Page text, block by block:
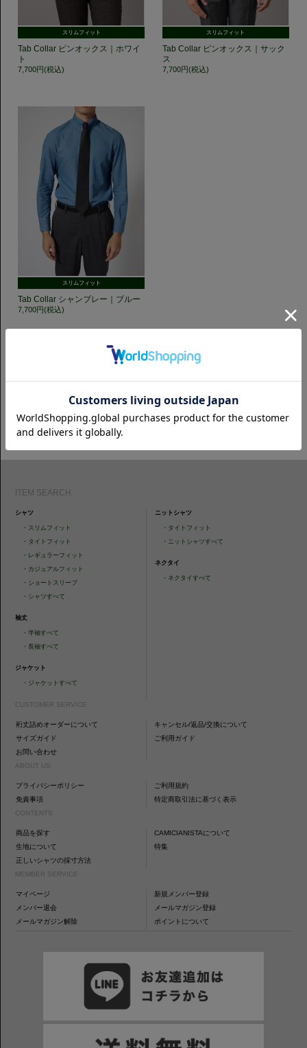
スリムフィット
Tab Collar ピンオックス｜ホワイ
ト
7,700円(税込)
スリムフィット
Tab Collar ピンオックス｜サック
ス
7,700円(税込)
スリムフィット
Tab Collar シャンブレー｜ブルー
7,700円(税込)
GET TO KNOW US
CAMICIANISTAの最新情報、スタイル提案などをおしらせします。是非フ
ォローください。
ITEM SEARCH
シャツ
・ スリムフィット
・ タイトフィット
・ レギュラーフィット
・ カジュアルフィット
・ ショートスリーブ
・ シャツすべて
袖丈
・半袖すべて
・長袖すべて
ジャケット
・ ジャケットすべて
ニットシャツ
・ タイトフィット
・ ニットシャツすべて
ネクタイ
・ ネクタイすべて
CUSTOMER SERVICE
裄丈詰めオーダーについて
キャンセル/返品/交換について
サイズガイド
ご利用ガイド
お問い合わせ
ABOUT US
プライバシーポリシー
ご利用規約
免責事項
特定商取引法に基づく表示
CONTENTS
商品を探す
CAMICIANISTAについて
生地について
特集
正しいシャツの採寸方法
MEMBER SERVICE
マイページ
新規メンバー登録
メンバー退会
メールマガジン登録
メールマガジン解除
ポイントについて